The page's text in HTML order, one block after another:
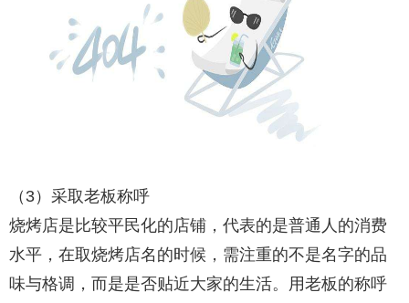
（3）采取老板称呼
烧烤店是比较平民化的店铺，代表的是普通人的消费
水平，在取烧烤店名的时候，需注重的不是名字的品
味与格调，而是是否贴近大家的生活。用老板的称呼